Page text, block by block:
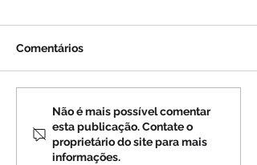
MEDJUGORJE: Uma
Advertência da Virgem
Maria a Mirjana (vídeo)
Comentários
Não é mais possível comentar
esta publicação. Contate o
proprietário do site para mais
informações.